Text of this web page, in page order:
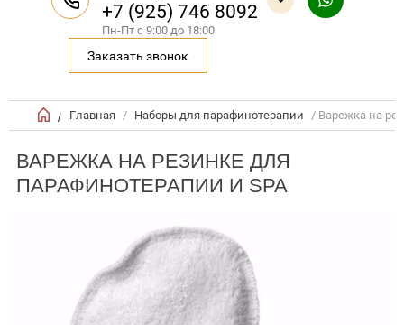
+7 (925) 746 8092
Пн-Пт с 9:00 до 18:00
Заказать звонок
/ Главная / Наборы для парафинотерапии / Варежка на
ВАРЕЖКА НА РЕЗИНКЕ ДЛЯ
ПАРАФИНОТЕРАПИИ И SPA